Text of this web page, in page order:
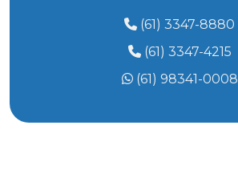
(61) 3347-8880
(61) 3347-4215
(61) 98341-0008